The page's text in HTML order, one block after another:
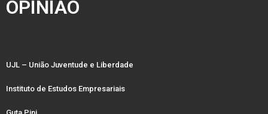
OPINIÃO
UJL – União Juventude e Liberdade
Instituto de Estudos Empresariais